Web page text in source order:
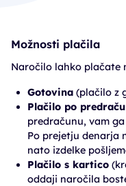
Možnosti plačila
Naročilo lahko plačate
Gotovina (plačilo z
Plačilo po
predračunu, vam
Po prejetju denarja
nato izdelke
Plačilo s kartico
oddaji naročila